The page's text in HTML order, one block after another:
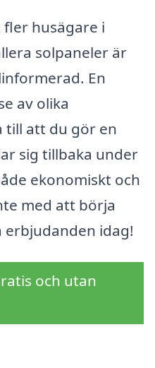
husägare i
solpaneler är
En
av olika
till att du gör en
sig tillbaka under
ekonomiskt och
med att börja
idag!
och utan